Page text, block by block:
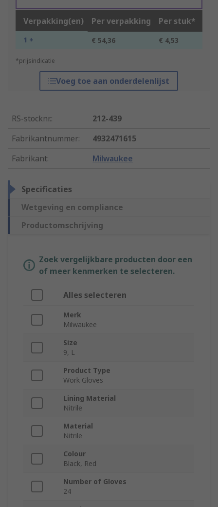
Verpakking(en) Per verpakking Per stuk*
1 + € 54,36 € 4,53
*prijsindicatie
Voeg toe aan onderdelenlijst
RS-stocknr.:
212-439
Fabrikantnummer:
4932471615
Fabrikant: Milwaukee
Specificaties
Wetgeving en compliance
Productomschrijving
Zoek vergelijkbare producten door een
of meer kenmerken te selecteren.
Alles selecteren
Merk
Milwaukee
Size
9, L
Product Type
Work Gloves
Lining Material
Nitrile
Material
Nitrile
Colour
Black, Red
Number of Gloves
24